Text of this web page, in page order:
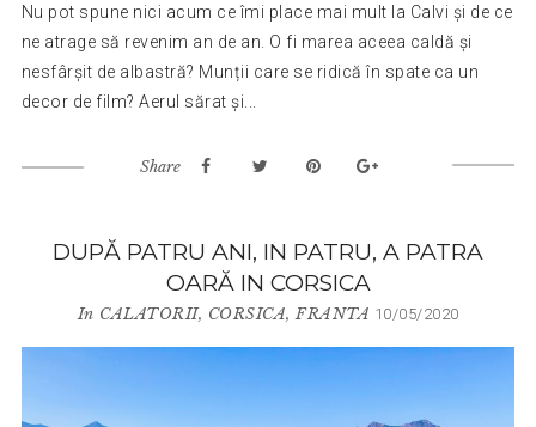
Nu pot spune nici acum ce îmi place mai mult la Calvi și de ce
ne atrage să revenim an de an. O fi marea aceea caldă și
nesfârșit de albastră? Munții care se ridică în spate ca un
decor de film? Aerul sărat și...
Share
DUPĂ PATRU ANI, IN PATRU, A PATRA
OARĂ IN CORSICA
In CALATORII, CORSICA,FRANTA 10/05/2020